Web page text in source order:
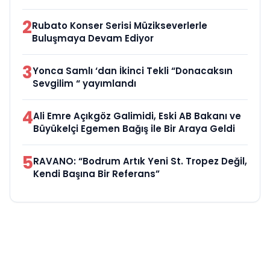
2Rubato Konser Serisi Müzikseverlerle
Buluşmaya Devam Ediyor
3Yonca Samlı ‘dan İkinci Tekli “Donacaksın
Sevgilim “ yayımlandı
4Ali Emre Açıkgöz Galimidi, Eski AB Bakanı ve
Büyükelçi Egemen Bağış ile Bir Araya Geldi
5RAVANO: “Bodrum Artık Yeni St. Tropez Değil,
Kendi Başına Bir Referans”